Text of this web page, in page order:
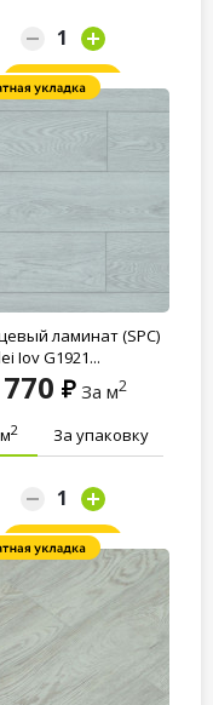
Заказать
ламинат (SPC)
Joy G1921...
За м2
2 За упаковку
Заказать